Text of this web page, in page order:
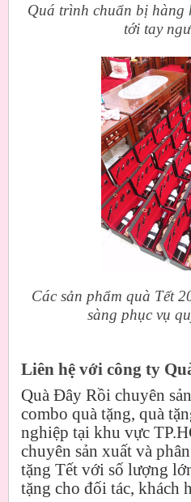
Quá trình chuẩn bị
tới tay
Các sản phẩm quà Tết
sàng phục vụ
Liên hệ với công ty
Quà Đây Rồi chuyên
combo quà tặng, quà
nghiệp tại khu vực
chuyên sản xuất và
tặng Tết với số lượng
tặng cho đối tác, khách